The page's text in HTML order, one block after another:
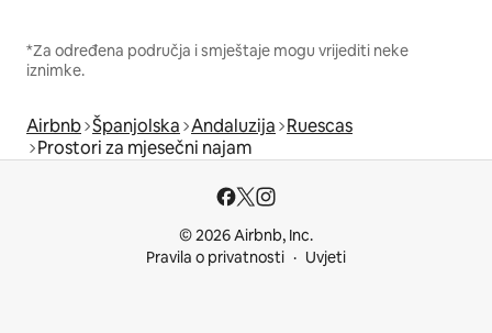
*Za određena područja i smještaje mogu vrijediti neke
iznimke.
Airbnb Španjolska Andaluzija Ruescas
Prostori za mjesečni najam
© 2026 Airbnb, Inc.
Pravila o privatnosti
Uvjeti